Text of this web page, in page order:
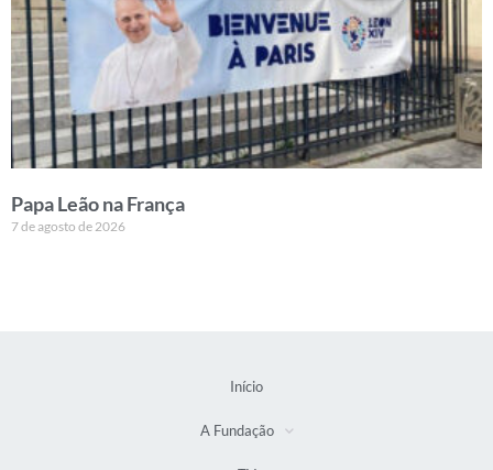
Papa Leão na França
7 de agosto de 2026
Início
A Fundação